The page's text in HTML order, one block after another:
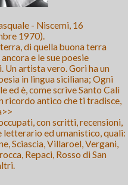
- Niscemi, 16
1970).
di quella buona terra
e le sue poesie
Un artista vero. Gori ha un
in lingua siciliana; Ogni
ed è, come scrive Santo Calì
ricordo antico che ti tradisce,
con scritti, recensioni,
ed umanistico, quali:
Sciascia, Villaroel, Vergani,
Repaci, Rosso di San